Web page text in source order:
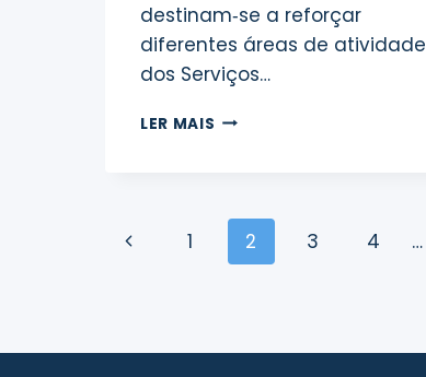
destinam‑se a reforçar
diferentes áreas de atividade
dos Serviços…
LER MAIS PROCEDIMENTOS
Page
Previous1 2 3 4 …